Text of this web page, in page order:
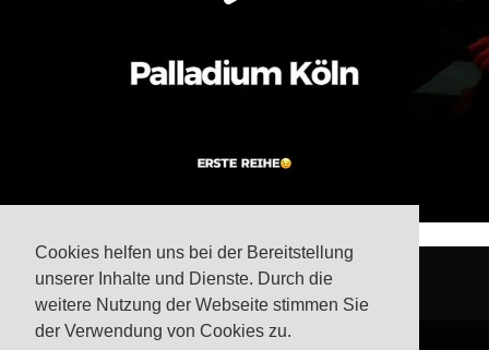
Cookies helfen uns bei der Bereitstellung
unserer Inhalte und Dienste. Durch die
weitere Nutzung der Webseite stimmen Sie
der Verwendung von Cookies zu.